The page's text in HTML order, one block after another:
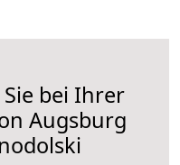
bei Ihrer
Augsburg